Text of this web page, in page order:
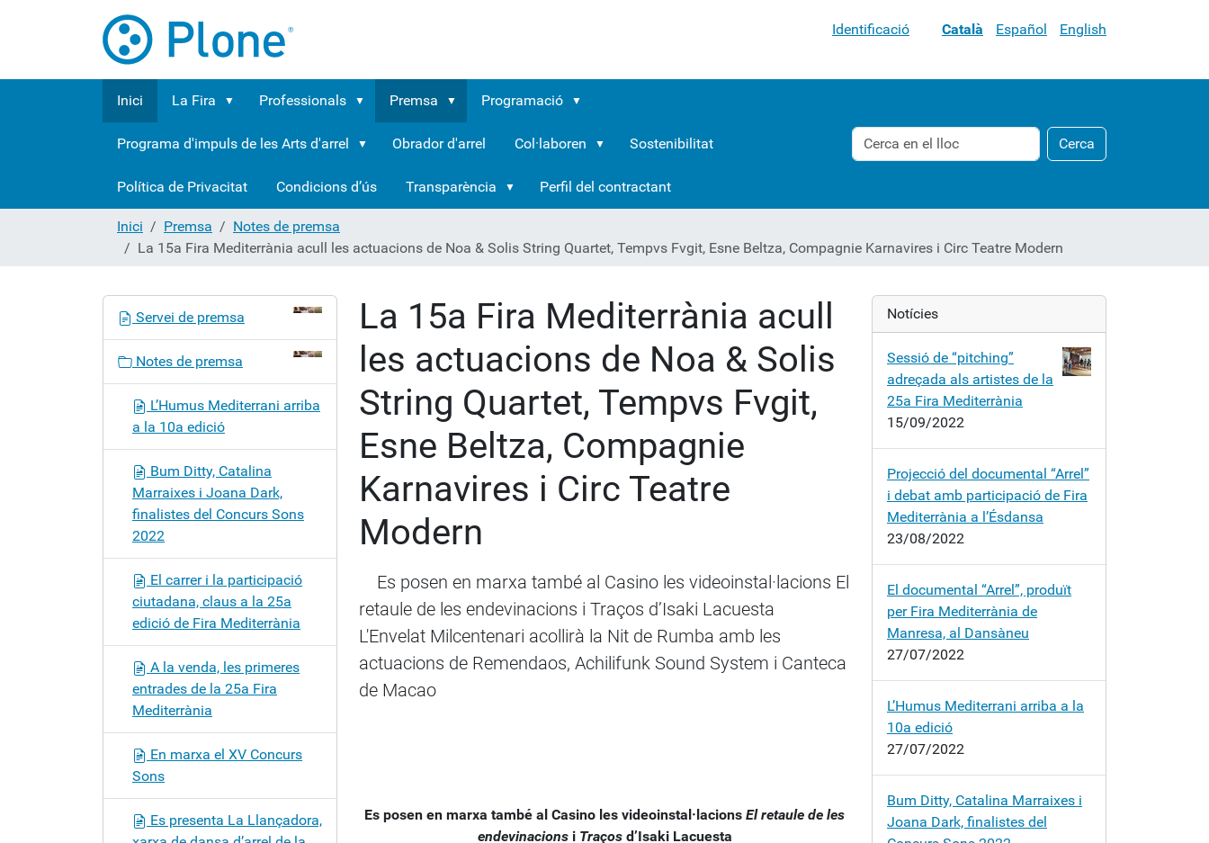
Identificació Català Español English
Inici La Fira Professionals Premsa Programació
Programa d'impuls de les Arts d'arrel Obrador d'arrel Col·laboren Sostenibilitat
Política de Privacitat Condicions d’ús Transparència Perfil del contractant
Cerca Cerca
Cerca
avançada…
Inici Premsa
Notes de premsa
La 15a Fira Mediterrània acull les actuacions de Noa & Solis String Quartet, Tempvs Fvgit, Esne Beltza, Compagnie Karnavires i Circ Teatre Modern
La 15a Fira Mediterrània acull
les actuacions de Noa & Solis
String Quartet, Tempvs Fvgit,
Esne Beltza, Compagnie
Karnavires i Circ Teatre
Modern
Es posen en marxa també al Casino les videoinstal·lacions El
retaule de les endevinacions i Traços d’Isaki Lacuesta
L'Envelat Milcentenari acollirà la Nit de Rumba amb les
actuacions de Remendaos, Achilifunk Sound System i Canteca
de Macao
Es posen en marxa també al Casino les videoinstal·lacions El retaule de les
endevinacionsi Traçosd’Isaki Lacuesta
Servei de premsa
Notes de premsa
L’Humus Mediterrani arriba
a la 10a edició
Bum Ditty, Catalina
Marraixes i Joana Dark,
finalistes del Concurs Sons
2022
El carrer i la participació
ciutadana, claus a la 25a
edició de Fira Mediterrània
A la venda, les primeres
entrades de la 25a Fira
Mediterrània
En marxa el XV Concurs
Sons
Es presenta La Llançadora,
Notícies
Sessió de “pitching”
adreçada als artistes de la
25a Fira Mediterrània
15/09/2022
Projecció del documental “Arrel”
i debat amb participació de Fira
Mediterrània a l’Ésdansa
23/08/2022
El documental “Arrel”, produït
per Fira Mediterrània de
Manresa, al Dansàneu
27/07/2022
L’Humus Mediterrani arriba a la
10a edició
27/07/2022
Bum Ditty, Catalina Marraixes i
Joana Dark, finalistes del